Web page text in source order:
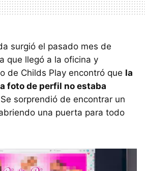
surgió el pasado mes de
que llegó a la oficina y
de Childs Play encontró que la
foto de perfil no estaba
sorprendió de encontrar un
una puerta para todo